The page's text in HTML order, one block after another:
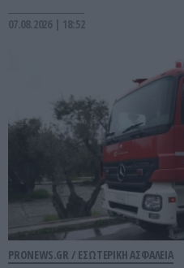
07.08.2026 | 18:52
PRONEWS.GR / ΕΣΩΤΕΡΙΚΗ ΑΣΦΑΛΕΙΑ